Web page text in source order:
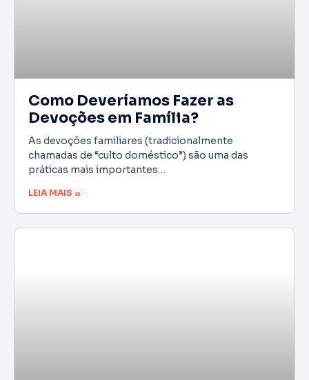
Como Deveríamos Fazer as
Devoções em Família?
As devoções familiares (tradicionalmente
chamadas de “culto doméstico”) são uma das
práticas mais importantes…
LEIA MAIS »